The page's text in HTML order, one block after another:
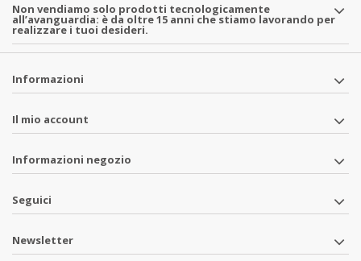
Non vendiamo solo prodotti tecnologicamente
all’avanguardia: è da oltre 15 anni che stiamo lavorando per
realizzare i tuoi desideri.
Informazioni
Il mio account
Informazioni negozio
Seguici
Newsletter